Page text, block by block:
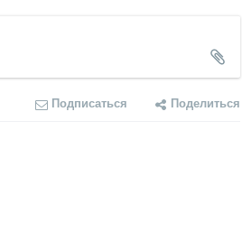
Подписаться Поделиться